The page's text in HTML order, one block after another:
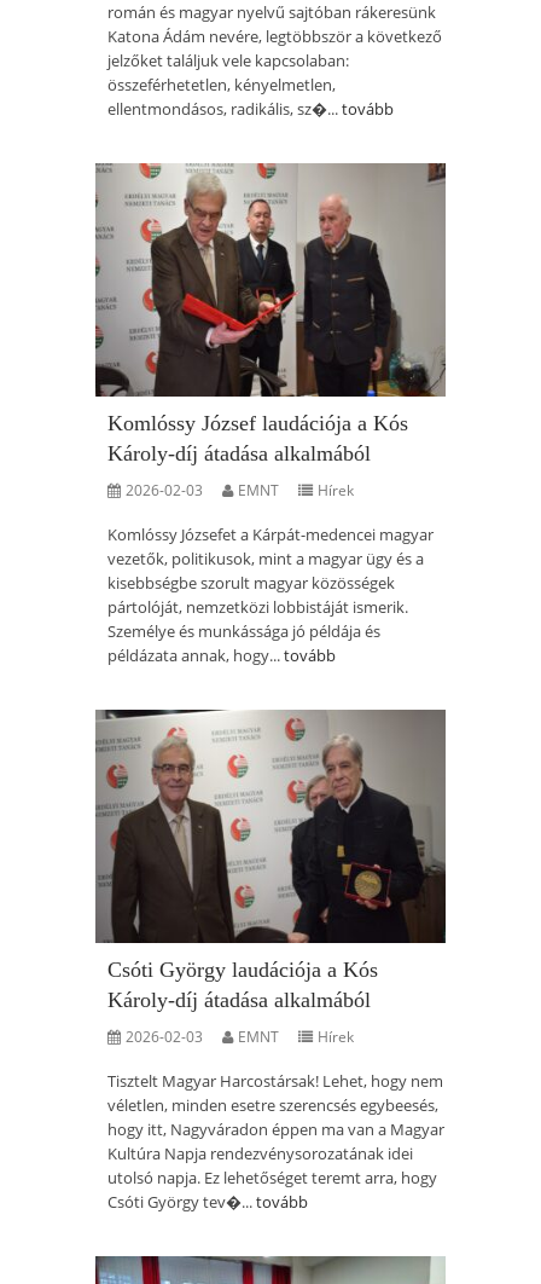
román és magyar nyelvű sajtóban rákeresünk
Katona Ádám nevére, legtöbbször a következő
jelzőket találjuk vele kapcsolaban:
összeférhetetlen, kényelmetlen,
ellentmondásos, radikális, sz�...tovább
Komlóssy József laudációja a Kós
Károly-díj átadása alkalmából
2026-02-03 EMNT Hírek
Komlóssy Józsefet a Kárpát-medencei magyar
vezetők, politikusok, mint a magyar ügy és a
kisebbségbe szorult magyar közösségek
pártolóját, nemzetközi lobbistáját ismerik.
Személye és munkássága jó példája és
példázata annak, hogy...tovább
Csóti György laudációja a Kós
Károly-díj átadása alkalmából
2026-02-03 EMNT Hírek
Tisztelt Magyar Harcostársak! Lehet, hogy nem
véletlen, minden esetre szerencsés egybeesés,
hogy itt, Nagyváradon éppen ma van a Magyar
Kultúra Napja rendezvénysorozatának idei
utolsó napja. Ez lehetőséget teremt arra, hogy
Csóti György tev�...tovább